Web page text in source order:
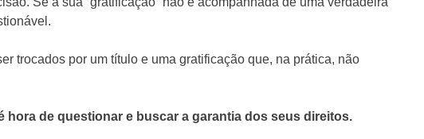
trocados por um título e uma gratificação que, na prática, não
hora de questionar e buscar a garantia dos seus direitos.